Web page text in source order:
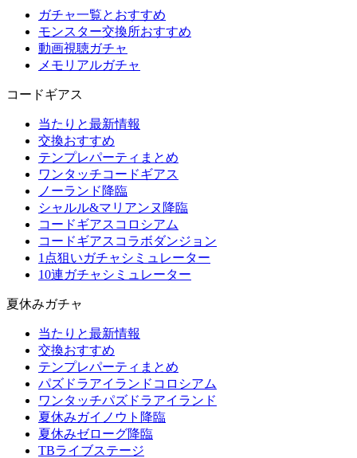
ガチャ一覧とおすすめ
モンスター交換所おすすめ
動画視聴ガチャ
メモリアルガチャ
コードギアス
当たりと最新情報
交換おすすめ
テンプレパーティまとめ
ワンタッチコードギアス
ノーランド降臨
シャルル&マリアンヌ降臨
コードギアスコロシアム
コードギアスコラボダンジョン
1点狙いガチャシミュレーター
10連ガチャシミュレーター
夏休みガチャ
当たりと最新情報
交換おすすめ
テンプレパーティまとめ
パズドラアイランドコロシアム
ワンタッチパズドラアイランド
夏休みガイノウト降臨
夏休みゼローグ降臨
TBライブステージ